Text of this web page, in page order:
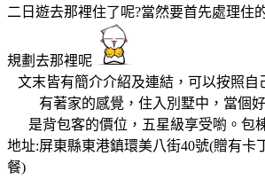
二日遊去那裡住了呢?當然要首先處理住
規劃去那裡呢
文末皆有簡介介紹及連結，可以按照自
有著家的感覺，住入別墅中，當個好
是背包客的價位，五星級享受喲。包
地址:屏東縣東港鎮環美八街40號(贈有卡
餐)